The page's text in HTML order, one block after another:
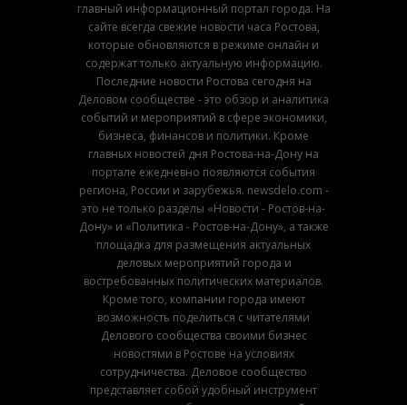
главный информационный портал города. На
сайте всегда свежие новости часа Ростова,
которые обновляются в режиме онлайн и
содержат только актуальную информацию.
Последние новости Ростова сегодня на
Деловом сообществе - это обзор и аналитика
событий и мероприятий в сфере экономики,
бизнеса, финансов и политики. Кроме
главных новостей дня Ростова-на-Дону на
портале ежедневно появляются события
региона, России и зарубежья. newsdelo.com -
это не только разделы «Новости - Ростов-на-
Дону» и «Политика - Ростов-на-Дону», а также
площадка для размещения актуальных
деловых мероприятий города и
востребованных политических материалов.
Кроме того, компании города имеют
возможность поделиться с читателями
Делового сообщества своими бизнес
новостями в Ростове на условиях
сотрудничества. Деловое сообщество
представляет собой удобный инструмент